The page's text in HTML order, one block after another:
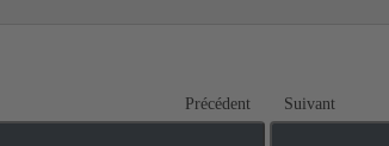
Précédent Suivant